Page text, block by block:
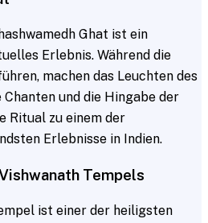
Ghat ist ein
Erlebnis. Während die
machen das Leuchten des
und die Hingabe der
Ritual zu einem der
Erlebnisse in Indien.
Tempels
ist einer der heiligsten